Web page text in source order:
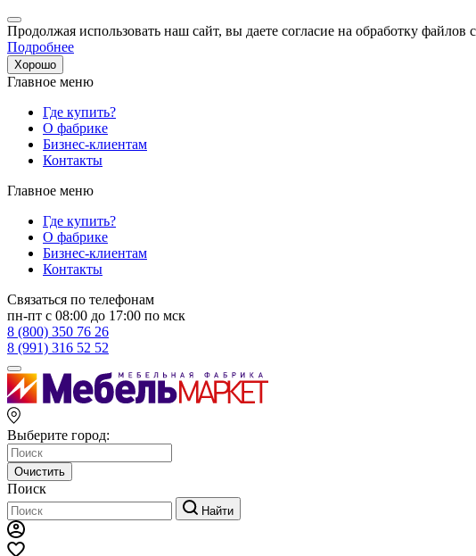
Продолжая использовать наш сайт, вы даете согласие на обработку файлов
Подробнее
Хорошо
Главное меню
Где купить?
О фабрике
Бизнес-клиентам
Контакты
Главное меню
Где купить?
О фабрике
Бизнес-клиентам
Контакты
Связаться по телефонам
пн-пт с 08:00 до 17:00 по мск
8 (800) 350 76 26
8 (991) 316 52 52
Выберите город:
Очистить
Поиск
Найти